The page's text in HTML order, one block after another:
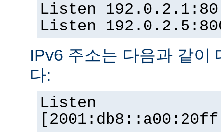
Listen 192.0.2.1:80
Listen
IPv6 주소는 다음과 같이
다:
Listen